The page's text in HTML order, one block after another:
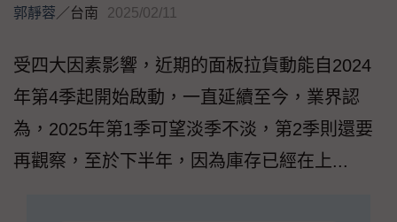
郭靜蓉／台南 2025/02/11
受四大因素影響，近期的面板拉貨動能自2024
年第4季起開始啟動，一直延續至今，業界認
為，2025年第1季可望淡季不淡，第2季則還要
再觀察，至於下半年，因為庫存已經在上...